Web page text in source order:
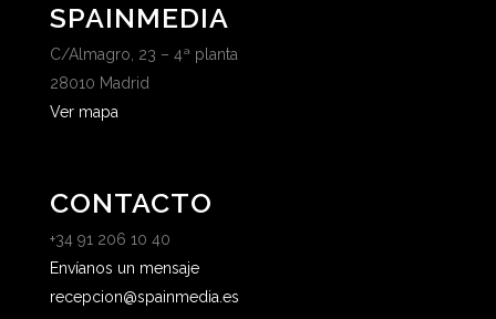
SPAINMEDIA
C/Almagro, 23 – 4ª planta
28010 Madrid
Ver mapa
CONTACTO
+34 91 206 10 40
Envíanos un mensaje
recepcion@spainmedia.es